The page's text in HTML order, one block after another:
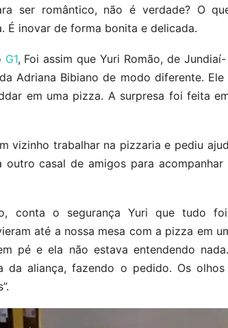
ser romântico, não é verdade? O
É inovar de forma bonita e delicada.
G1, Foi assim que Yuri Romão, de
Adriana Bibiano de modo diferente. Ele
em uma pizza. A surpresa foi feita
vizinho trabalhar na pizzaria e pediu
outro casal de amigos para
conta o segurança Yuri que tudo
até a nossa mesa com a pizza em
pé e ela não estava entendendo
da aliança, fazendo o pedido. Os